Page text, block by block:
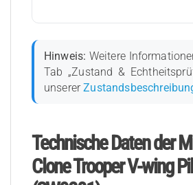
Hinweis: Weitere
Tab „Zustand &
unserer
Technische Daten der
Clone Trooper V-wing